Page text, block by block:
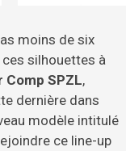
moins de six
silhouettes à
Comp SPZL,
dernière dans
modèle intitulé
ce line-up